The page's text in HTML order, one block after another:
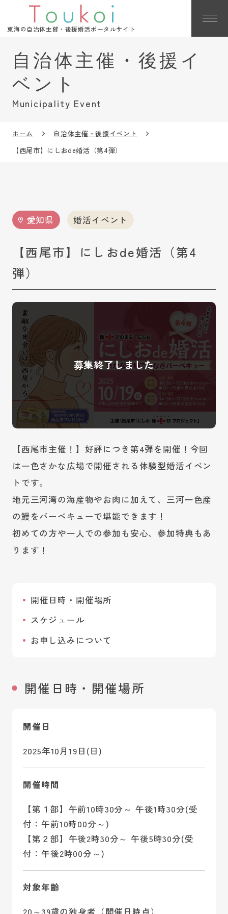
東海の自治体主催・後援婚活ポータルサイト
Municipality Event
ホーム
自治体主催・後援イベント
【西尾市】にしおde婚活（第4弾）
愛知県 婚活イベント
【西尾市】にしおde婚活（第4
弾）
【西尾市主催！】好評につき第4弾を開催！今回
は一色さかな広場で開催される体験型婚活イベン
トです。
地元三河湾の海産物やお肉に加えて、三河一色産
の鰻をバーベキューで堪能できます！
初めての方や一人での参加も安心、参加特典もあ
ります！
開催日時・開催場所
スケジュール
お申し込みについて
開催日時・開催場所
開催日
2025年10月19日(日)
開催時間
【第１部】午前10時30分～ 午後1時30分(受
付：午前10時00分～)
【第２部】午後2時30分～ 午後5時30分(受
付：午後2時00分～)
対象年齢